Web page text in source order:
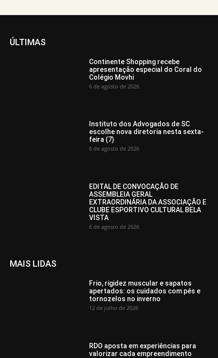
ÚLTIMAS
Continente Shopping recebe
apresentação especial do Coral do
Colégio Movhi
6 de agosto de 2026
Instituto dos Advogados de SC
escolhe nova diretoria nesta sexta-
feira (7)
6 de agosto de 2026
EDITAL DE CONVOCAÇÃO DE
ASSEMBLEIA GERAL
EXTRAORDINÁRIA DA ASSOCIAÇÃO E
CLUBE ESPORTIVO CULTURAL BELA
VISTA
6 de agosto de 2026
MAIS LIDAS
Frio, rigidez muscular e sapatos
apertados: os cuidados com pés e
tornozelos no inverno
12 de julho de 2026
RDO aposta em experiências para
valorizar cada empreendimento